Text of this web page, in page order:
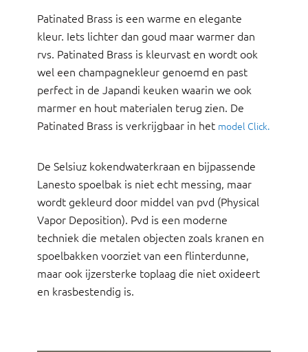
Patinated Brass is een warme en elegante
kleur. Iets lichter dan goud maar warmer dan
rvs. Patinated Brass is kleurvast en wordt ook
wel een champagnekleur genoemd en past
perfect in de Japandi keuken waarin we ook
marmer en hout materialen terug zien. De
Patinated Brass is verkrijgbaar in het model Click.
De Selsiuz kokendwaterkraan en bijpassende
Lanesto spoelbak is niet echt messing, maar
wordt gekleurd door middel van pvd (Physical
Vapor Deposition). Pvd is een moderne
techniek die metalen objecten zoals kranen en
spoelbakken voorziet van een flinterdunne,
maar ook ijzersterke toplaag die niet oxideert
en krasbestendig is.